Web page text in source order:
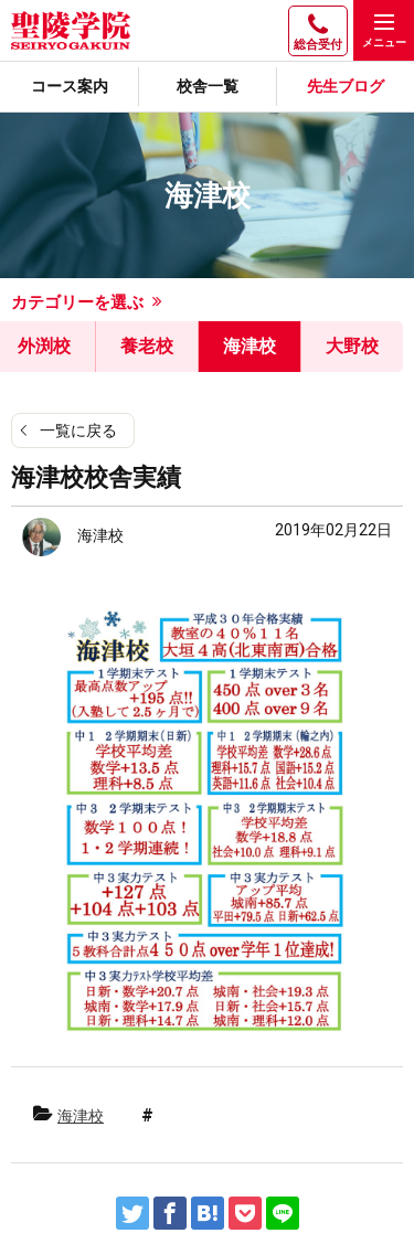
総合受付
コース案内 校舎一覧 先生ブログ
海津校
カテゴリーを選ぶ
外渕校 養老校 海津校 大野校
一覧に戻る
海津校校舎実績
海津校 2019年02月22日
海津校